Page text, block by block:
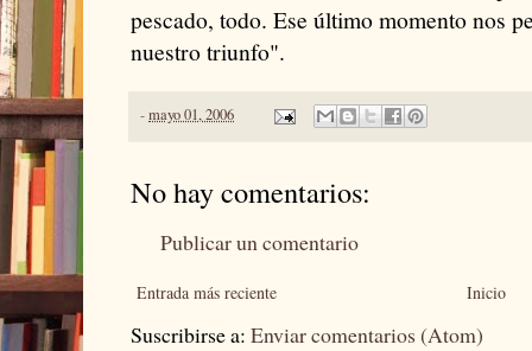
pescado, todo. Ese último momento nos
nuestro triunfo".
-mayo 01, 2006
No hay comentarios:
Publicar un comentario
Entrada más reciente Inicio
Suscribirse a: Enviar comentarios (Atom)